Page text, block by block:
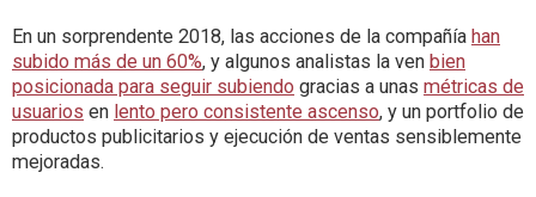
En un sorprendente 2018, las acciones de la compañía han
subido más de un 60%, y algunos analistas la ven bien
posicionada para seguir subiendo gracias a unas métricas de
usuarios en lento pero consistente ascenso, y un portfolio de
productos publicitarios y ejecución de ventas sensiblemente
mejoradas.